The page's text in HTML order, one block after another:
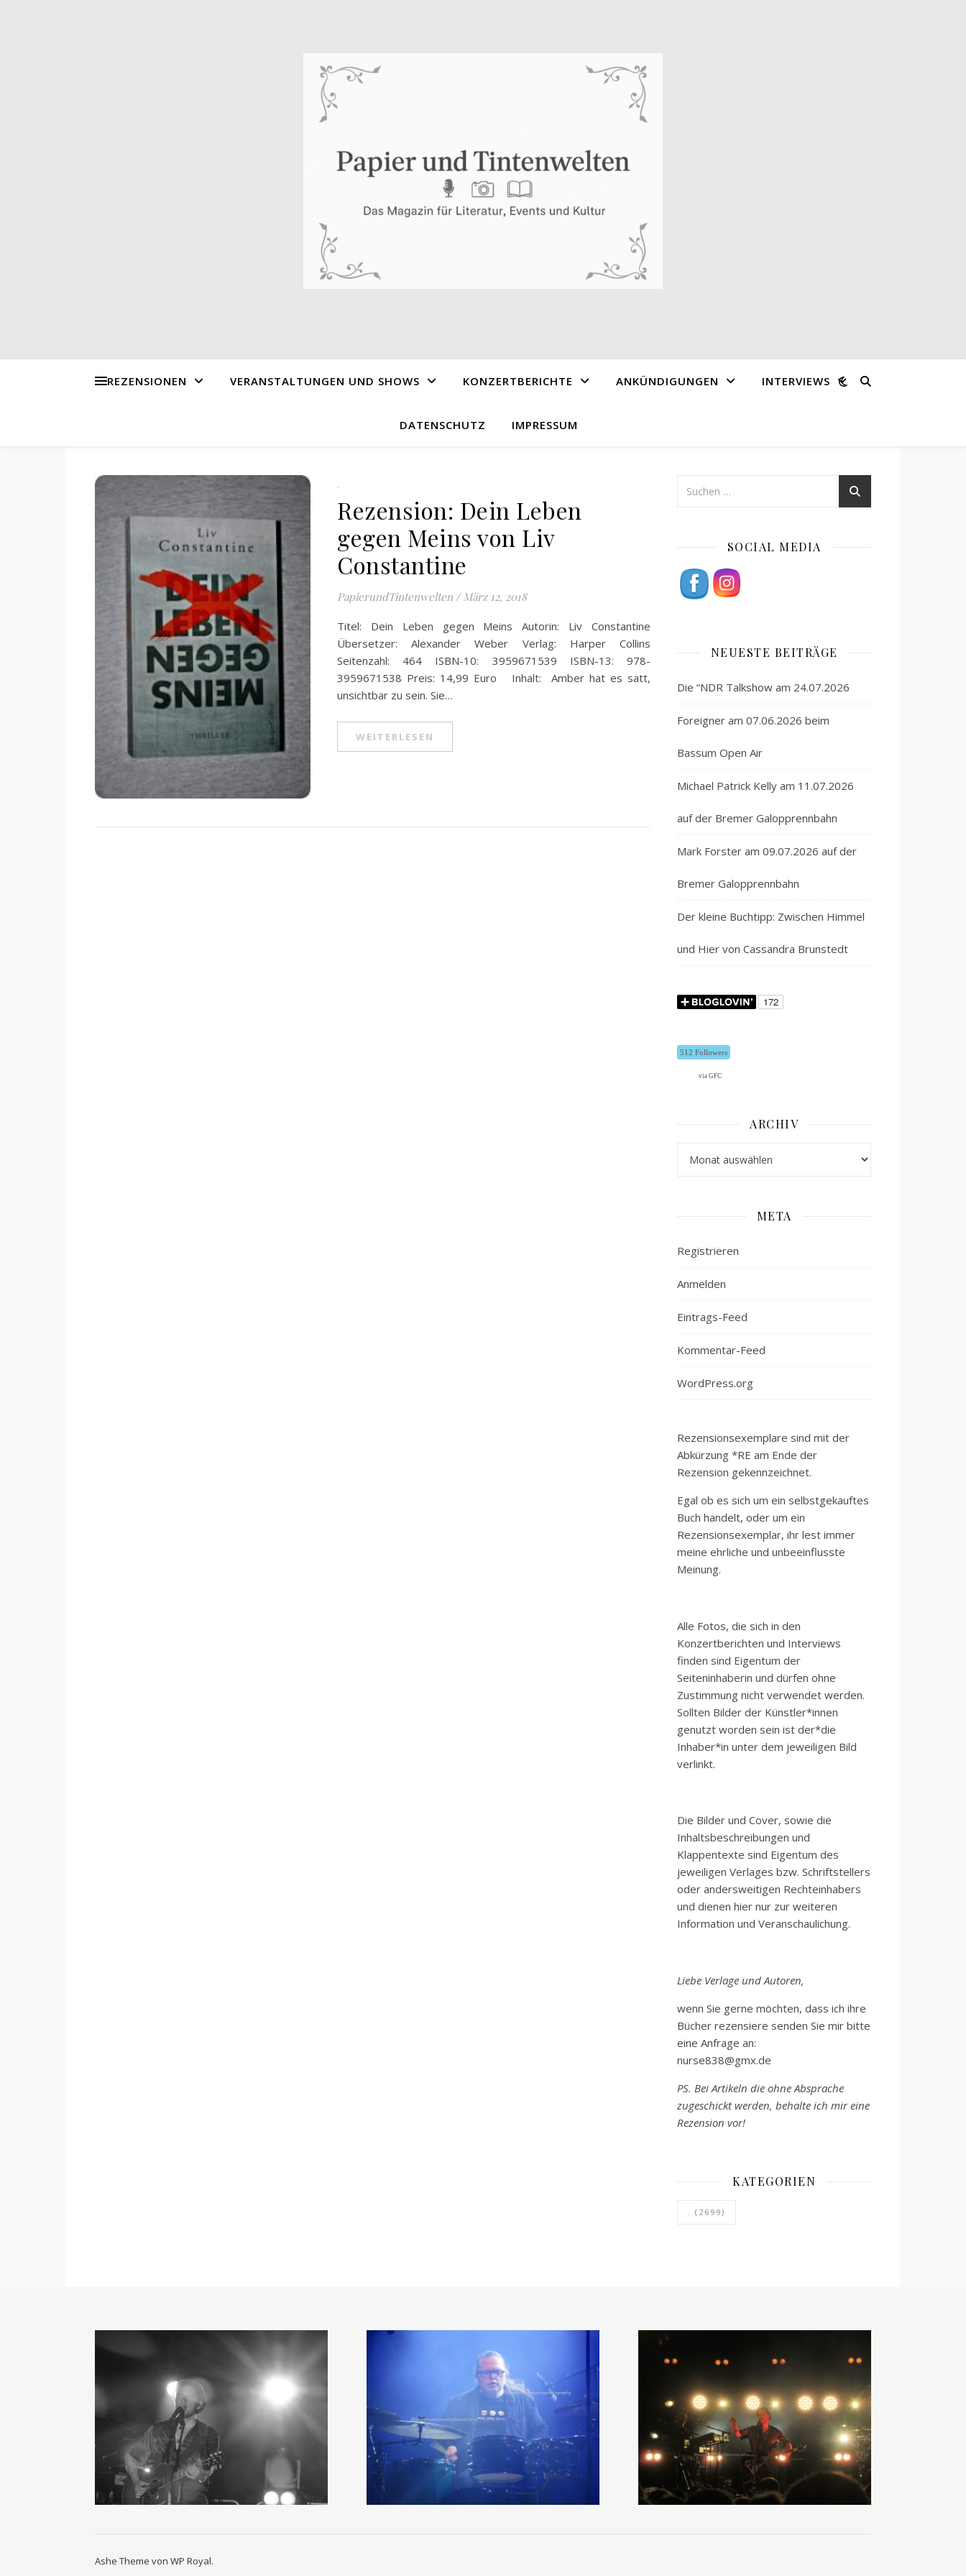
REZENSIONEN VERANSTALTUNGEN UND SHOWS KONZERTBERICHTE ANKÜNDIGUNGEN INTERVIEWS
DATENSCHUTZ IMPRESSUM
.
Rezension: Dein Leben
gegen Meins von Liv
Constantine
PapierundTintenwelten / März 12, 2018
Titel: Dein Leben gegen Meins Autorin: Liv Constantine
Übersetzer: Alexander Weber Verlag: Harper Collins
Seitenzahl: 464 ISBN-10: 3959671539 ISBN-13: 978-
3959671538 Preis: 14,99 Euro Inhalt: Amber hat es satt,
unsichtbar zu sein. Sie…
WEITERLESEN
SOCIAL MEDIA
NEUESTE BEITRÄGE
Die “NDR Talkshow am 24.07.2026
Foreigner am 07.06.2026 beim
Bassum Open Air
Michael Patrick Kelly am 11.07.2026
auf der Bremer Galopprennbahn
Mark Forster am 09.07.2026 auf der
Bremer Galopprennbahn
Der kleine Buchtipp: Zwischen Himmel
und Hier von Cassandra Brunstedt
512 Followers
via GFC
ARCHIV
META
Registrieren
Anmelden
Eintrags-Feed
Kommentar-Feed
WordPress.org
Rezensionsexemplare sind mit der
Abkürzung *RE am Ende der
Rezension gekennzeichnet.
Egal ob es sich um ein selbstgekauftes
Buch handelt, oder um ein
Rezensionsexemplar, ihr lest immer
meine ehrliche und unbeeinflusste
Meinung.
Alle Fotos, die sich in den
Konzertberichten und Interviews
finden sind Eigentum der
Seiteninhaberin und dürfen ohne
Zustimmung nicht verwendet werden.
Sollten Bilder der Künstler*innen
genutzt worden sein ist der*die
Inhaber*in unter dem jeweiligen Bild
verlinkt.
Die Bilder und Cover, sowie die
Inhaltsbeschreibungen und
Klappentexte sind Eigentum des
jeweiligen Verlages bzw. Schriftstellers
oder andersweitigen Rechteinhabers
und dienen hier nur zur weiteren
Information und Veranschaulichung.
Liebe Verlage und Autoren,
wenn Sie gerne möchten, dass ich ihre
Bücher rezensiere senden Sie mir bitte
eine Anfrage an:
nurse838@gmx.de
PS. Bei Artikeln die ohne Absprache
zugeschickt werden, behalte ich mir eine
Rezension vor!
KATEGORIEN
. (2699)
Ashe Theme von WP Royal.